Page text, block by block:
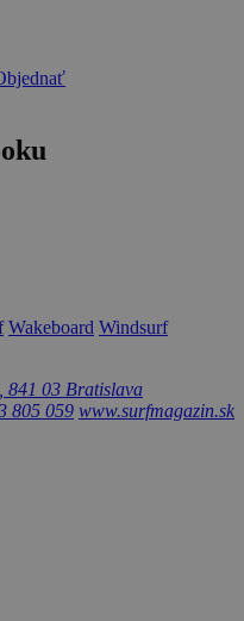
Wakeboard Windsurf
841 03 Bratislava
805 059 www.surfmagazin.sk